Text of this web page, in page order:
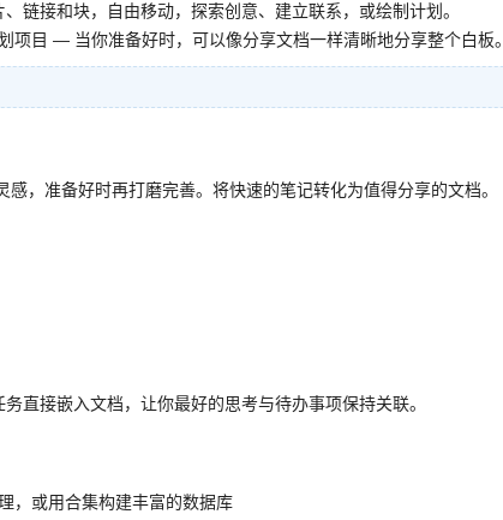
链接和块，自由移动，探索创意、建立联系，或绘制计划。
项目 — 当你准备好时，可以像分享文档一样清晰地分享整个白板。
，准备好时再打磨完善。将快速的笔记转化为值得分享的文档。
直接嵌入文档，让你最好的思考与待办事项保持关联。
，或用合集构建丰富的数据库